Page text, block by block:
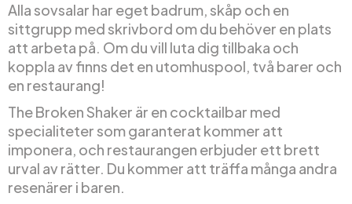
Alla sovsalar har eget badrum, skåp och en
sittgrupp med skrivbord om du behöver en plats
att arbeta på. Om du vill luta dig tillbaka och
koppla av finns det en utomhuspool, två barer och
en restaurang!
The Broken Shaker är en cocktailbar med
specialiteter som garanterat kommer att
imponera, och restaurangen erbjuder ett brett
urval av rätter. Du kommer att träffa många andra
resenärer i baren.